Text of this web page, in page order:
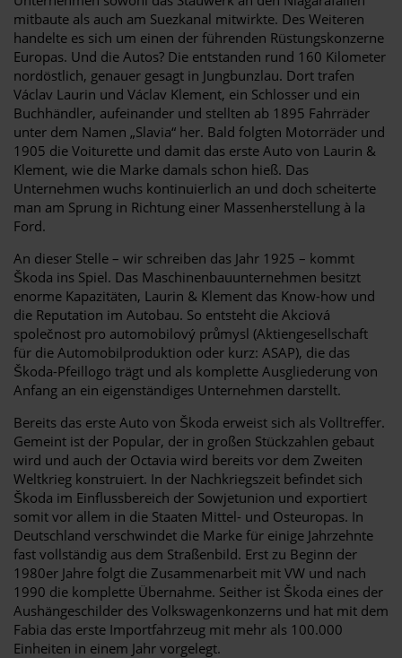
mitbaute als auch am Suezkanal mitwirkte. Des Weiteren
handelte es sich um einen der führenden Rüstungskonzerne
Europas. Und die Autos? Die entstanden rund 160 Kilometer
nordöstlich, genauer gesagt in Jungbunzlau. Dort trafen
Václav Laurin und Václav Klement, ein Schlosser und ein
Buchhändler, aufeinander und stellten ab 1895 Fahrräder
unter dem Namen „Slavia“ her. Bald folgten Motorräder und
1905 die Voiturette und damit das erste Auto von Laurin &
Klement, wie die Marke damals schon hieß. Das
Unternehmen wuchs kontinuierlich an und doch scheiterte
man am Sprung in Richtung einer Massenherstellung à la
Ford.
An dieser Stelle – wir schreiben das Jahr 1925 – kommt
Škoda ins Spiel. Das Maschinenbauunternehmen besitzt
enorme Kapazitäten, Laurin & Klement das Know-how und
die Reputation im Autobau. So entsteht die Akciová
společnost pro automobilový průmysl (Aktiengesellschaft
für die Automobilproduktion oder kurz: ASAP), die das
Škoda-Pfeillogo trägt und als komplette Ausgliederung von
Anfang an ein eigenständiges Unternehmen darstellt.
Bereits das erste Auto von Škoda erweist sich als Volltreffer.
Gemeint ist der Popular, der in großen Stückzahlen gebaut
wird und auch der Octavia wird bereits vor dem Zweiten
Weltkrieg konstruiert. In der Nachkriegszeit befindet sich
Škoda im Einflussbereich der Sowjetunion und exportiert
somit vor allem in die Staaten Mittel- und Osteuropas. In
Deutschland verschwindet die Marke für einige Jahrzehnte
fast vollständig aus dem Straßenbild. Erst zu Beginn der
1980er Jahre folgt die Zusammenarbeit mit VW und nach
1990 die komplette Übernahme. Seither ist Škoda eines der
Aushängeschilder des Volkswagenkonzerns und hat mit dem
Fabia das erste Importfahrzeug mit mehr als 100.000
Einheiten in einem Jahr vorgelegt.